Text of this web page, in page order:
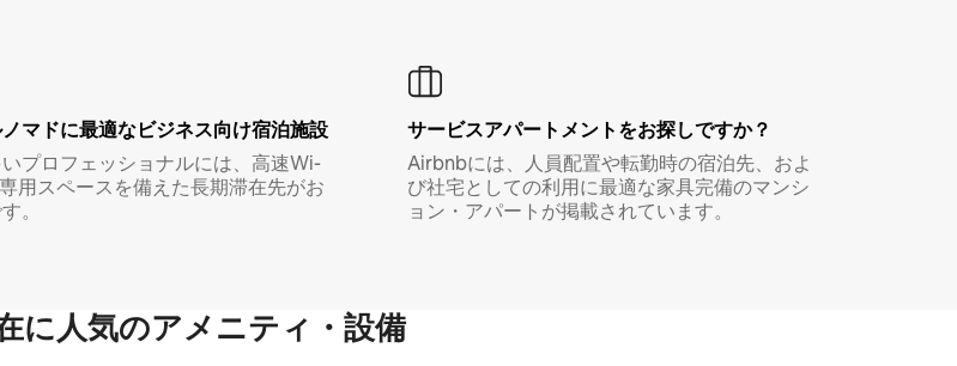
マド⁠に最⁠適⁠なビ⁠ジ⁠ネ⁠ス⁠向⁠け宿⁠泊⁠施⁠設
プロフェッショナルには、高速Wi-
用スペースを備えた長期滞在先がお
。
サービスアパートメントをお探しですか？
Airbnbには、人員配置や転勤時の宿泊先、およ
び社宅としての利用に最適な家具完備のマンシ
ョン・アパートが掲載されています。
に人気のアメニティ・設備